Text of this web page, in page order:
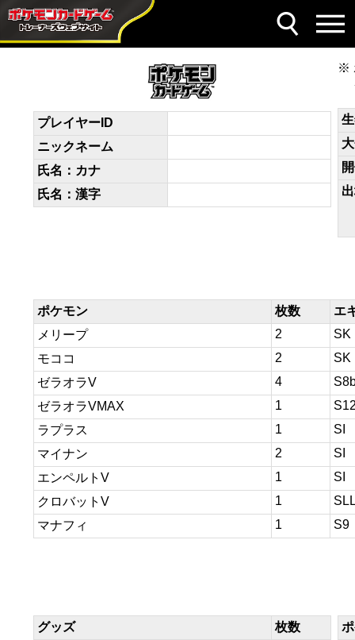
デッキコード
VvkFfF-A4RyqB-Fkkkkk
プレイヤーID
ニックネーム
氏名：カナ
氏名：漢字
ポケモン 枚数
エ
メリープ
2
SK
モココ
2
SK
ゼラオラV
4
ゼラオラVMAX
1
ラプラス
1
SI
マイナン
2
SI
エンペルトV
1
SI
クロバットV
1
マナフィ
1 S9
グッズ
枚数